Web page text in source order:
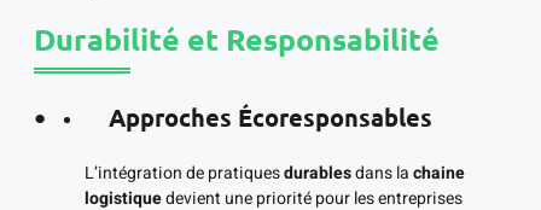
Durabilité et Responsabilité
Approches Écoresponsables
L’intégration de pratiquesdurablesdans lachaine
logistiquedevient une priorité pour les entreprises